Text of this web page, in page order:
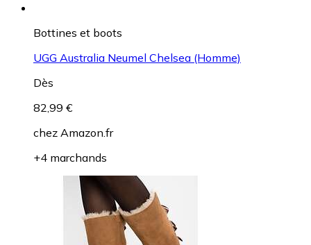
Bottines et boots
UGG Australia Neumel Chelsea (Homme)
Dès
82,99 €
chez Amazon.fr
+4 marchands